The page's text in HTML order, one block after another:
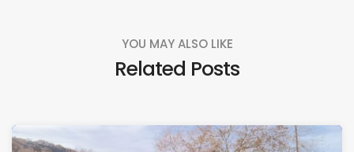
YOU MAY ALSO LIKE
Related Posts